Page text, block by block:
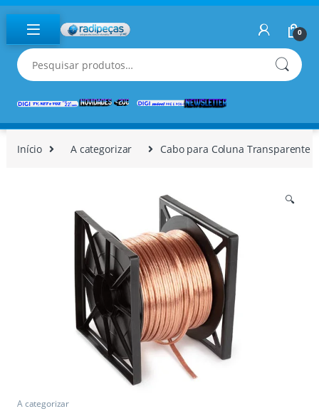
Skip to navigation
Skip to content
0
Pesquisar por:
Início A categorizar Cabo para Coluna Transparente
🔍
A categorizar